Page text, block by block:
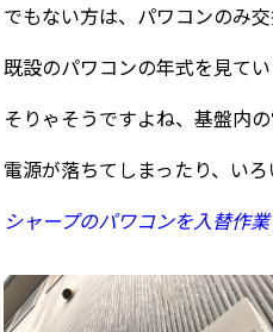
でもない方は、パワコンのみ
既設のパワコンの年式を見て
そりゃそうですよね、基盤内
電源が落ちてしまったり、い
シャープのパワコンを入替作業